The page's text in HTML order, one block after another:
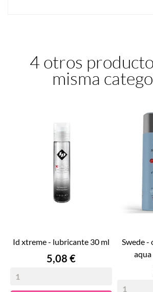
4 otros
misma
id xtreme - lubricante 30 ml
Precio
5,08 €
swede - original lubricante